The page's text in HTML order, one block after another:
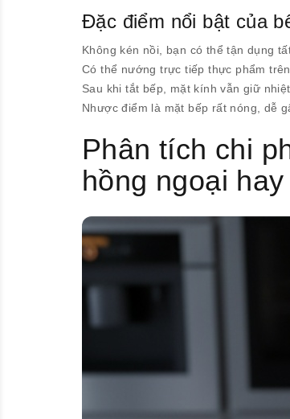
Đặc điểm nổi bật của
Không kén nồi, bạn có thể tận dụng
Có thể nướng trực tiếp thực phẩm
Sau khi tắt bếp, mặt kính vẫn giữ
Nhược điểm là mặt bếp rất nóng, dễ
Phân tích chi
hồng ngoại